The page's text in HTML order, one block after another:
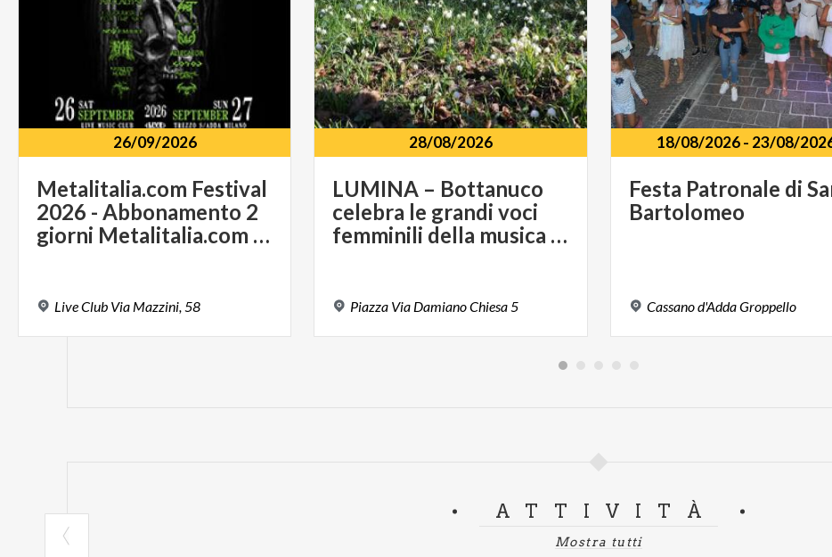
26/09/2026
Metalitalia.com Festival
2026 - Abbonamento 2
giorni Metalitalia.com Festival
LiveClub Via Mazzini,58
28/08/2026
LUMINA – Bottanuco
celebra le grandi voci
femminili della musica italiana
Piazza Via DamianoChiesa5
18/08/2026- 23/08/
Festa Patronale di
Bartolomeo
Cassanod'AddaGroppello
ATTIVITÀ
Mostra tutti